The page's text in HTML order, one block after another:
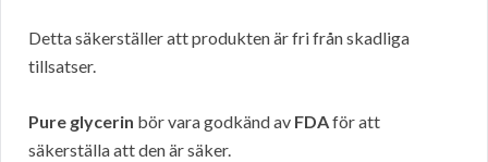
Detta säkerställer att produkten är fri från skadliga
tillsatser.
Pure glycerin bör vara godkänd av FDAför att
säkerställa att den är säker.